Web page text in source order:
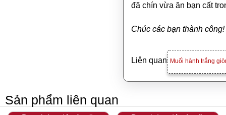
đã chín vừa ăn bạn cất
Chúc các bạn thành công!
Liên quan Muối hành trắng
Sản phẩm liên quan